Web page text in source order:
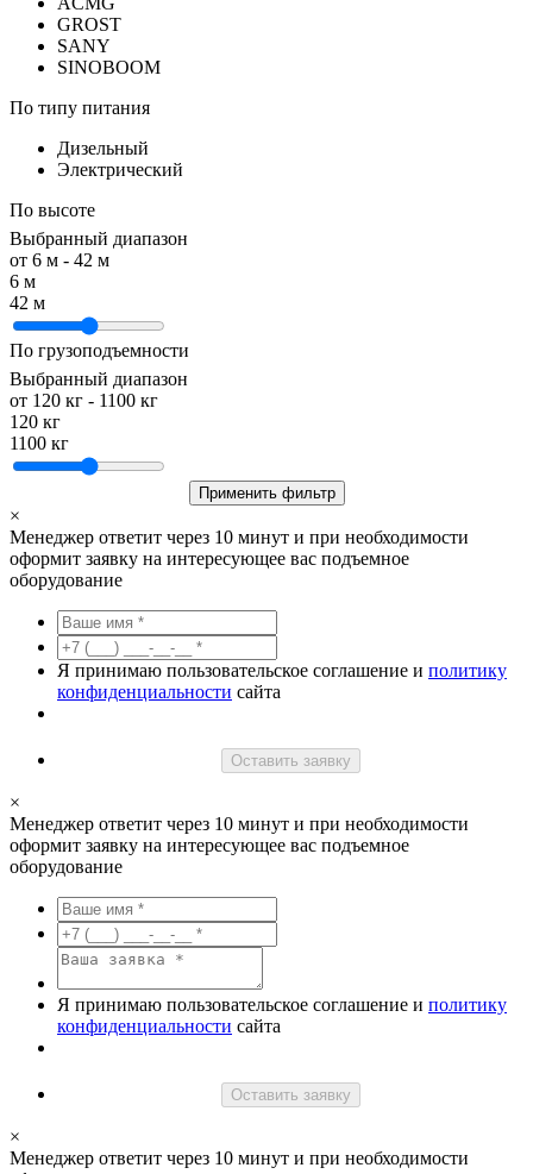
GROST
SANY
SINOBOOM
По типу питания
Дизельный
Электрический
По высоте
Выбранный диапазон
от 6 м - 42 м
6 м
42 м
По грузоподъемности
Выбранный диапазон
от 120 кг - 1100 кг
120 кг
1100 кг
Применить фильтр
×
Менеджер ответит через 10 минут и при необходимости
оформит заявку на интересующее вас подъемное
оборудование
Я принимаю пользовательское соглашение и политику
конфиденциальности сайта
Оставить заявку
×
Менеджер ответит через 10 минут и при необходимости
оформит заявку на интересующее вас подъемное
оборудование
Я принимаю пользовательское соглашение и политику
конфиденциальности сайта
Оставить заявку
×
Менеджер ответит через 10 минут и при необходимости